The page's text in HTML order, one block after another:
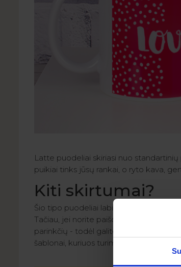
Latte puodeliai skiriasi nuo
puikiai tinks jūsų rankai, o ryto kava,
Kiti skirtumai?
Šio tipo puodeliai labiau orientuojasi į
Tačiau, jei norite paišdykauti su
parinkčių - todėl galite lengvai pridėti
šablonai, kuriuos turime